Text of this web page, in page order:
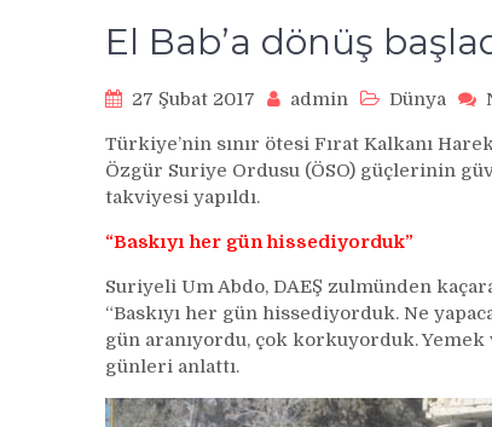
El Bab’a dönüş
27 Şubat 2017 admin Dünya
Türkiye’nin sınır ötesi Fırat Kalkanı
Özgür Suriye Ordusu (ÖSO) güçlerinin
takviyesi yapıldı.
“Baskıyı her gün hissediyorduk”
Suriyeli Um Abdo, DAEŞ zulmünden
“Baskıyı her gün hissediyorduk. Ne
gün aranıyordu, çok korkuyorduk.
günleri anlattı.